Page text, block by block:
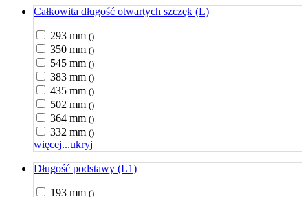
Całkowita długość otwartych szczęk (L)
293 mm ()
350 mm ()
545 mm ()
383 mm ()
435 mm ()
502 mm ()
364 mm ()
332 mm ()
więcej...ukryj
Długość podstawy (L1)
193 mm ()